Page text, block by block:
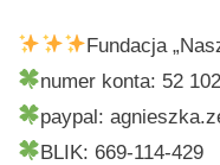
Fundacja
numer konta: 52
paypal:
BLIK: 669-114-429